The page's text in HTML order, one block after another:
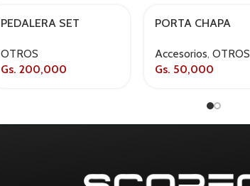
PEDALERA SET
ALUMINIO SPARCO
OTROS
Gs. 200,000
PORTA CHAPA
CARBONO
Accesorios, OTROS
Gs. 50,000